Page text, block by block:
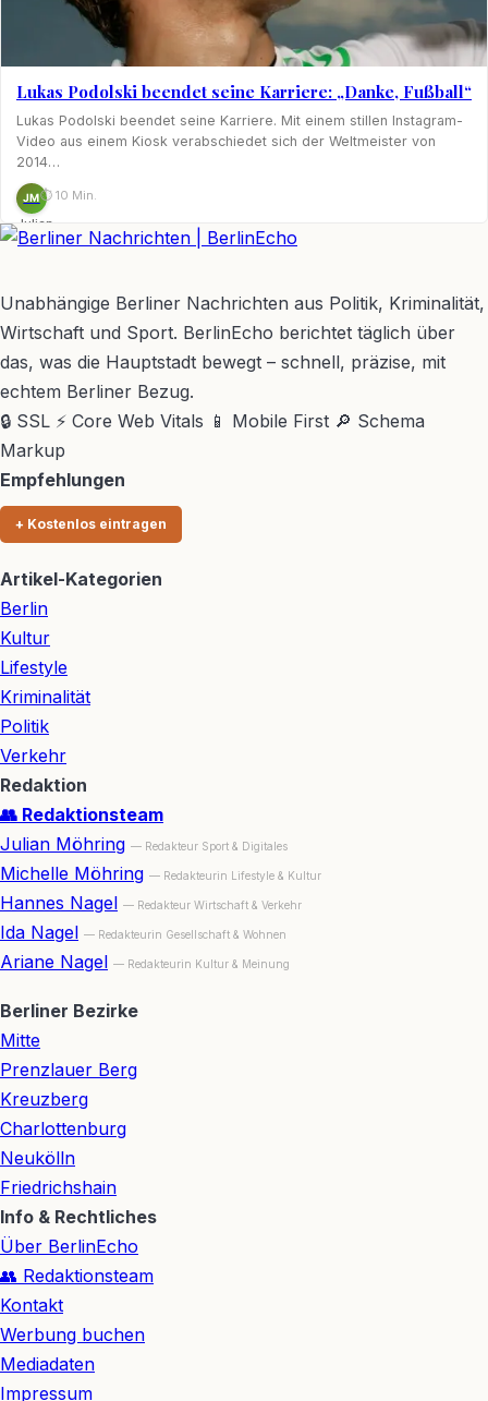
Lukas Podolski beendet seine Karriere: „Danke, Fußball“
Lukas Podolski beendet seine Karriere. Mit einem stillen Instagram-
Video aus einem Kiosk verabschiedet sich der Weltmeister von
2014…
JM
Julian
Möhring
⏱ 10 Min.
Unabhängige Berliner Nachrichten aus Politik, Kriminalität,
Wirtschaft und Sport. BerlinEcho berichtet täglich über
das, was die Hauptstadt bewegt – schnell, präzise, mit
echtem Berliner Bezug.
🔒 SSL ⚡ Core Web Vitals 📱 Mobile First 🔎 Schema
Markup
Empfehlungen
+ Kostenlos eintragen
Artikel-Kategorien
Berlin
Kultur
Lifestyle
Kriminalität
Politik
Verkehr
Redaktion
👥 Redaktionsteam
Julian Möhring — Redakteur Sport & Digitales
Michelle Möhring — Redakteurin Lifestyle & Kultur
Hannes Nagel — Redakteur Wirtschaft & Verkehr
Ida Nagel — Redakteurin Gesellschaft & Wohnen
Ariane Nagel — Redakteurin Kultur & Meinung
Berliner Bezirke
Mitte
Prenzlauer Berg
Kreuzberg
Charlottenburg
Neukölln
Friedrichshain
Info & Rechtliches
Über BerlinEcho
👥 Redaktionsteam
Kontakt
Werbung buchen
Mediadaten
Impressum